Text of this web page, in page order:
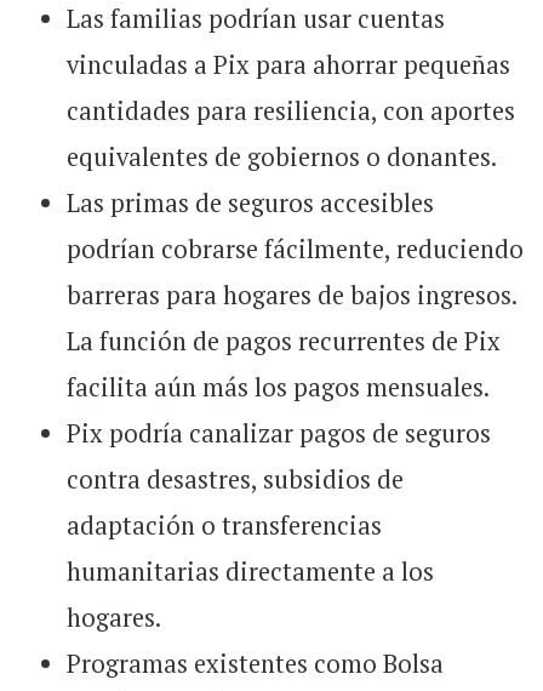
Las familias podrían usar cuentas
vinculadas a Pix para ahorrar pequeñas
cantidades para resiliencia, con aportes
equivalentes de gobiernos o donantes.
Las primas de seguros accesibles
podrían cobrarse fácilmente, reduciendo
barreras para hogares de bajos ingresos.
La función de pagos recurrentes de Pix
facilita aún más los pagos mensuales.
Pix podría canalizar pagos de seguros
contra desastres, subsidios de
adaptación o transferencias
humanitarias directamente a los
hogares.
Programas existentes como Bolsa